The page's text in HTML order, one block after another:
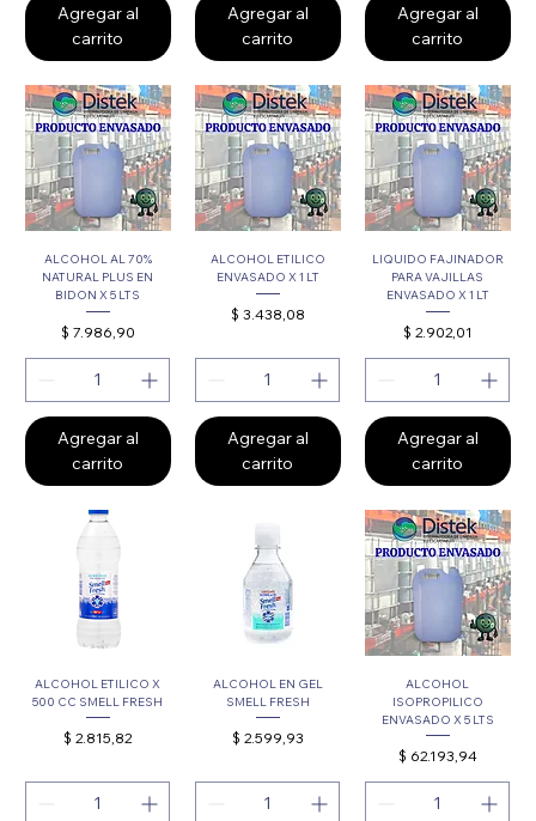
Agregar al
carrito
Agregar al
carrito
Agregar al
carrito
ALCOHOL AL 70%
NATURAL PLUS EN
BIDON X 5 LTS
Precio
$ 7.986,90
Agregar al
carrito
ALCOHOL ETILICO
ENVASADO X 1 LT
Precio
$ 3.438,08
Agregar al
carrito
LIQUIDO FAJINADOR
PARA VAJILLAS
ENVASADO X 1 LT
Precio
$ 2.902,01
Agregar al
carrito
ALCOHOL ETILICO X
500 CC SMELL FRESH
Precio
$ 2.815,82
ALCOHOL EN GEL
SMELL FRESH
Precio
$ 2.599,93
ALCOHOL
ISOPROPILICO
ENVASADO X 5 LTS
Precio
$ 62.193,94